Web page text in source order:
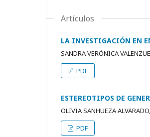
Artículos
LA INVESTIGACIÓN EN
SANDRA VERÓNICA
PDF
ESTEREOTIPOS DE
OLIVIA SANHUEZA
PDF